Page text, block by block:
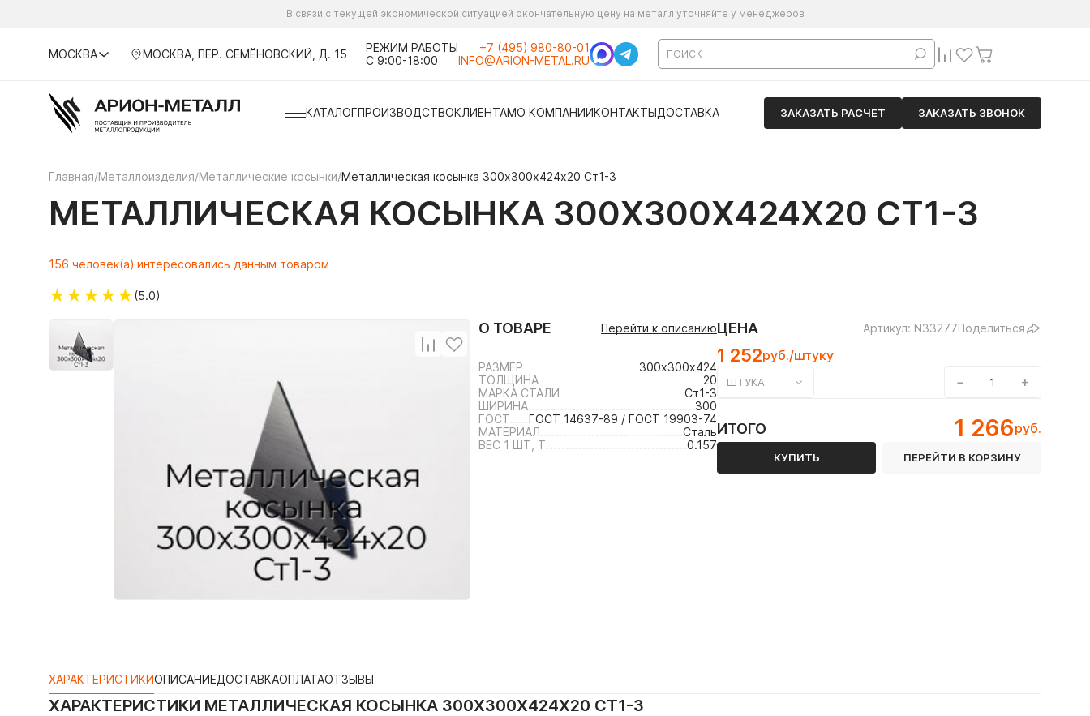
В связи с текущей экономической ситуацией окончательную цену на металл уточняйте у менеджеров
МОСКВА МОСКВА, ПЕР. СЕМЁНОВСКИЙ, Д. 15
РЕЖИМ РАБОТЫ
С 9:00-18:00
+7 (495) 980-80-01
INFO@ARION-METAL.RU
КАТАЛОГПРОИЗВОДСТВОКЛИЕНТАМО КОМПАНИИКОНТАКТЫДОСТАВКА ЗАКАЗАТЬ РАСЧЕТ ЗАКАЗАТЬ ЗВОНОК
Главная/Металлоизделия/Металлические косынки/Металлическая косынка 300х300х424х20 Ст1-3
МЕТАЛЛИЧЕСКАЯ КОСЫНКА 300Х300Х424Х20 СТ1-3
156 человек(а) интересовались данным товаром
★★★★★(5.0)
О ТОВАРЕ Перейти к описанию
РАЗМЕР
300х300х424
ТОЛЩИНА
20
МАРКА СТАЛИ
Ст1-3
ШИРИНА
300
ГОСТ
ГОСТ 14637-89 / ГОСТ 19903-74
МАТЕРИАЛ
Сталь
ВЕС 1 ШТ, Т
0.157
ЦЕНА Артикул: N33277Поделиться
1 252руб./штуку
ШТУКА − +
ИТОГО 1 266руб.
КУПИТЬ ПЕРЕЙТИ В КОРЗИНУ
ХАРАКТЕРИСТИКИОПИСАНИЕДОСТАВКАОПЛАТАОТЗЫВЫ
ХАРАКТЕРИСТИКИ МЕТАЛЛИЧЕСКАЯ КОСЫНКА 300Х300Х424Х20 СТ1-3